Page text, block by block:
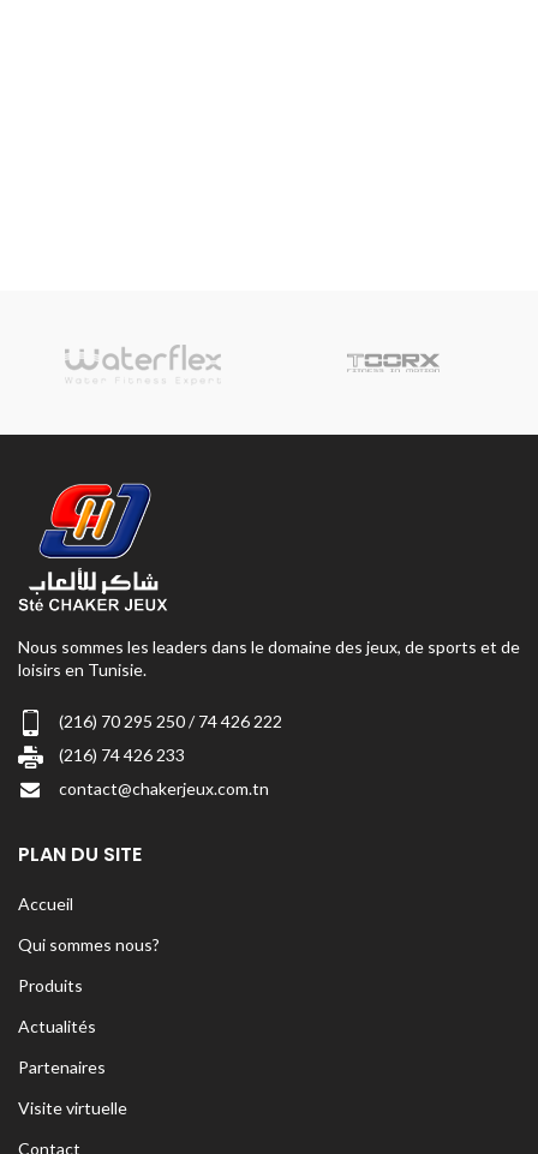
Nous sommes les leaders dans le domaine des jeux, de sports et de
loisirs en Tunisie.
(216) 70 295 250 / 74 426 222
(216) 74 426 233
contact@chakerjeux.com.tn
PLAN DU SITE
Accueil
Qui sommes nous?
Produits
Actualités
Partenaires
Visite virtuelle
Contact